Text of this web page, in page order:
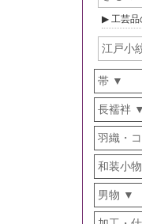
工芸品
江戸小
帯
長襦袢
羽織・
和装小物
男物